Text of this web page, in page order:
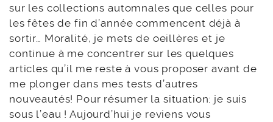
sur les collections automnales que celles pour
les fêtes de fin d’année commencent déjà à
sortir… Moralité, je mets de oeillères et je
continue à me concentrer sur les quelques
articles qu’il me reste à vous proposer avant de
me plonger dans mes tests d’autres
nouveautés! Pour résumer la situation: je suis
sous l’eau ! Aujourd’hui je reviens vous